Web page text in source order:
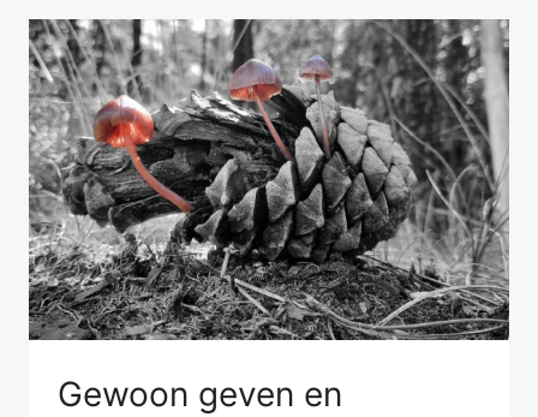
Gewoon geven en